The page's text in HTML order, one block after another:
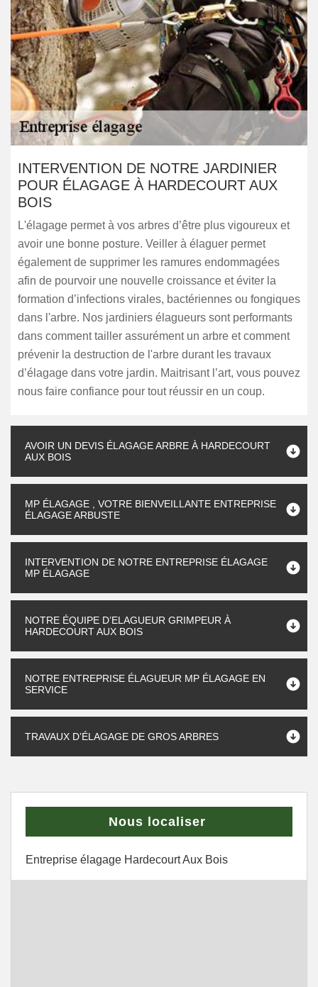
INTERVENTION DE NOTRE JARDINIER
POUR ÉLAGAGE À HARDECOURT AUX
BOIS
L'élagage permet à vos arbres d’être plus vigoureux et
avoir une bonne posture. Veiller à élaguer permet
également de supprimer les ramures endommagées
afin de pourvoir une nouvelle croissance et éviter la
formation d’infections virales, bactériennes ou fongiques
dans l'arbre. Nos jardiniers élagueurs sont performants
dans comment tailler assurément un arbre et comment
prévenir la destruction de l'arbre durant les travaux
d’élagage dans votre jardin. Maitrisant l’art, vous pouvez
nous faire confiance pour tout réussir en un coup.
AVOIR UN DEVIS ÉLAGAGE ARBRE À HARDECOURT
AUX BOIS
MP ÉLAGAGE , VOTRE BIENVEILLANTE ENTREPRISE
ÉLAGAGE ARBUSTE
INTERVENTION DE NOTRE ENTREPRISE ÉLAGAGE
MP ÉLAGAGE
NOTRE ÉQUIPE D’ELAGUEUR GRIMPEUR À
HARDECOURT AUX BOIS
NOTRE ENTREPRISE ÉLAGUEUR MP ÉLAGAGE EN
SERVICE
TRAVAUX D’ÉLAGAGE DE GROS ARBRES
Nous localiser
Entreprise élagage Hardecourt Aux Bois